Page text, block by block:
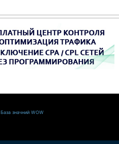
База значний WOW